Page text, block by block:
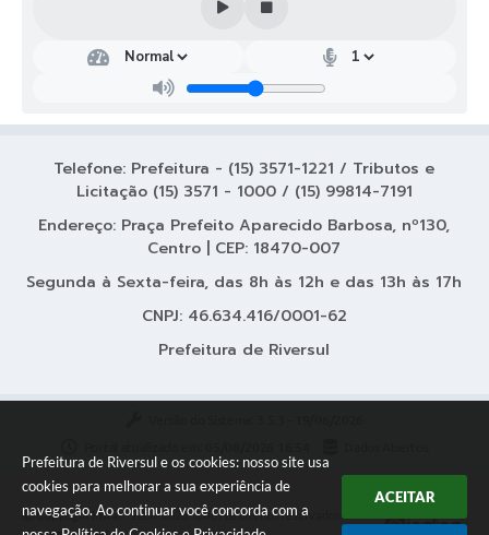
Prefeitura de Riversul e os cookies: nosso site usa
cookies para melhorar a sua experiência de
navegação. Ao continuar você concorda com a
ACEITAR
Telefone: Prefeitura - (15) 3571-1221 / Tributos e
Licitação (15) 3571 - 1000 / (15) 99814-7191
Endereço: Praça Prefeito Aparecido Barbosa, nº130,
Centro | CEP: 18470-007
Segunda à Sexta-feira, das 8h às 12h e das 13h às 17h
CNPJ: 46.634.416/0001-62
Prefeitura de Riversul
Copyright Instar - 2006-2026. Todos os direitos reservados -